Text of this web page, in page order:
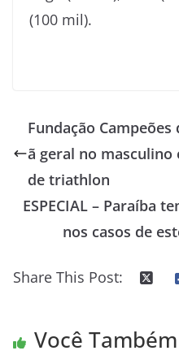
(100 mil).
Fundação
ã geral no
de triathlon
ESPECIAL – Paraíba
nos casos de
Share This Post:
Você